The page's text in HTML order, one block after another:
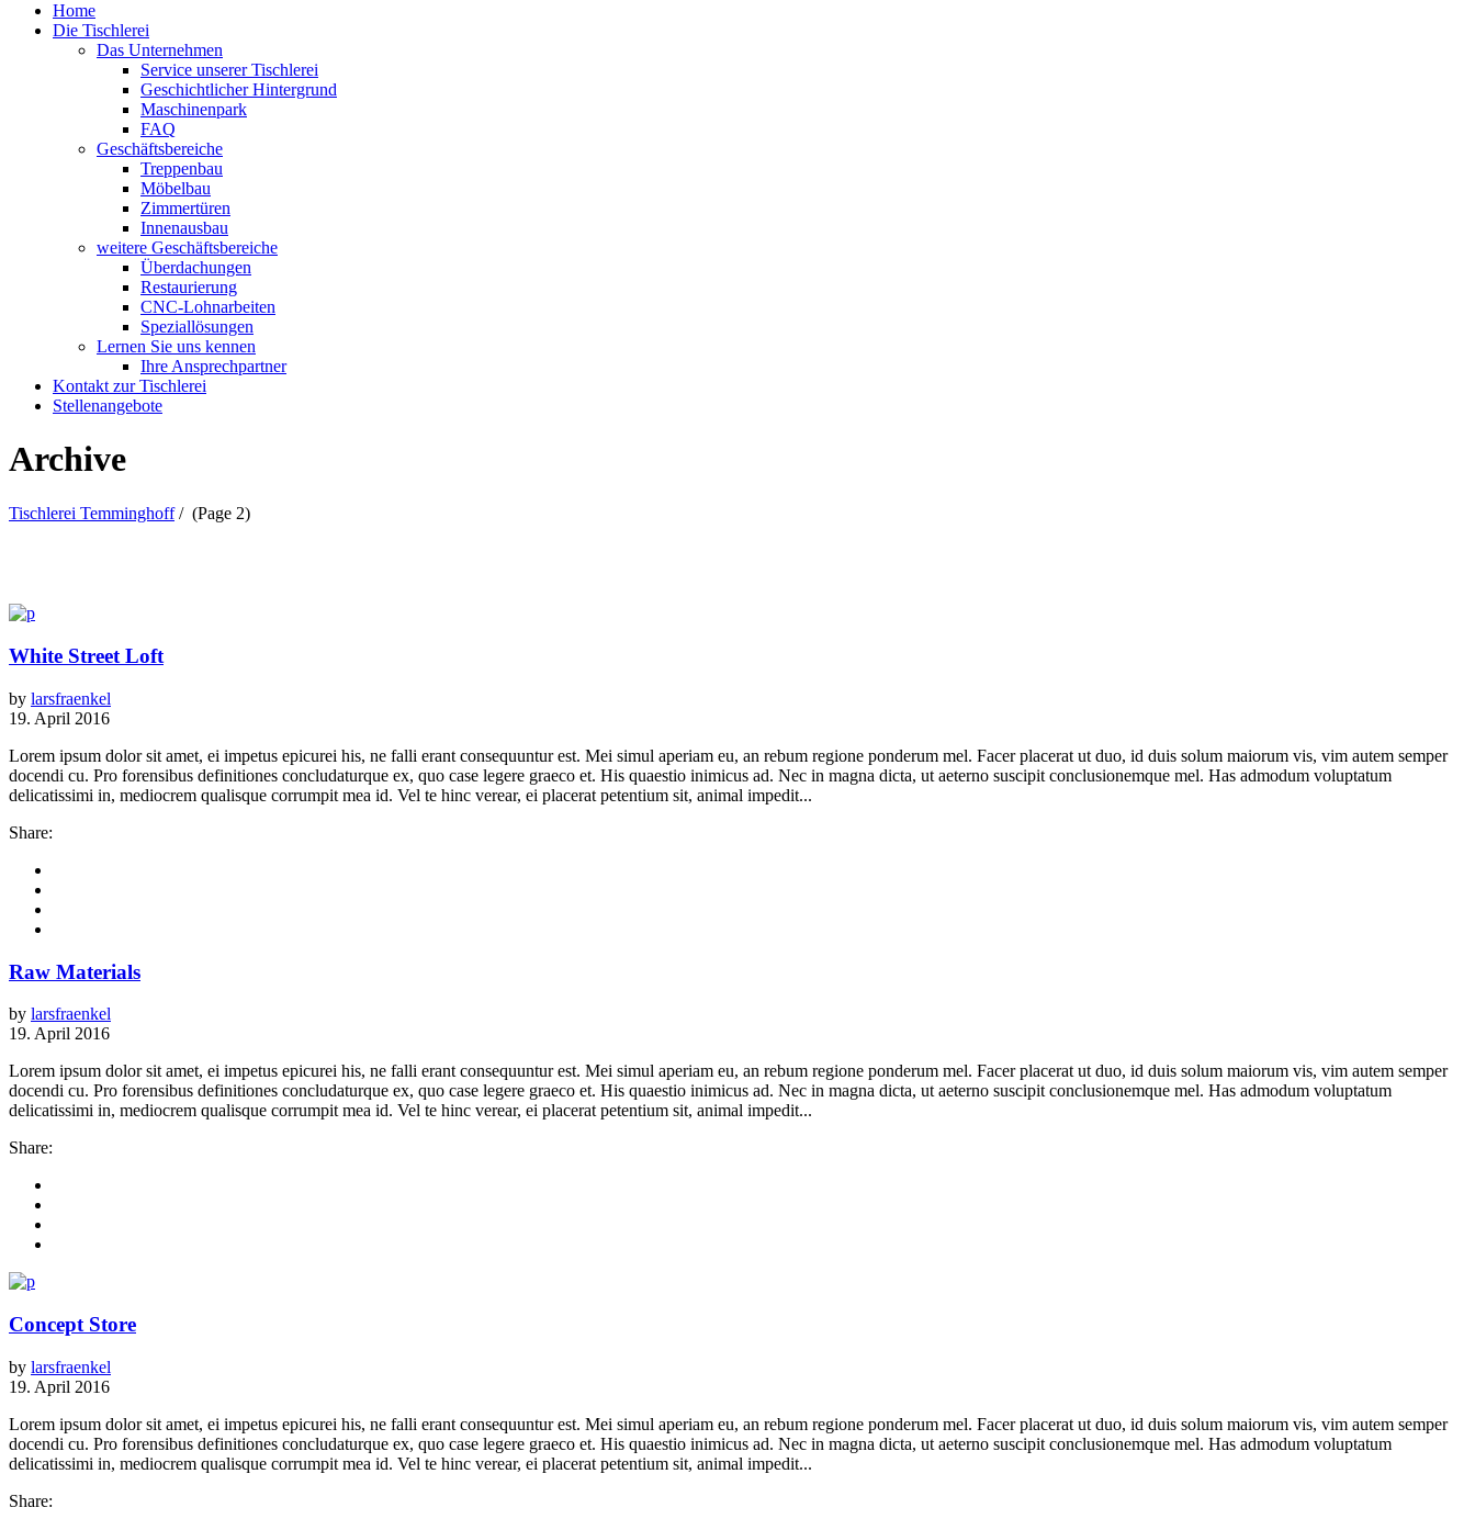
Home
Die Tischlerei
Das Unternehmen
Service unserer Tischlerei
Geschichtlicher Hintergrund
Maschinenpark
FAQ
Geschäftsbereiche
Treppenbau
Möbelbau
Zimmertüren
Innenausbau
weitere Geschäftsbereiche
Überdachungen
Restaurierung
CNC-Lohnarbeiten
Speziallösungen
Lernen Sie uns kennen
Ihre Ansprechpartner
Kontakt zur Tischlerei
Stellenangebote
Archive
Tischlerei Temminghoff/ (Page 2)
White Street Loft
by larsfraenkel
19. April 2016
Lorem ipsum dolor sit amet, ei impetus epicurei his, ne falli erant consequuntur est. Mei simul aperiam eu, an rebum regione ponderum mel. Facer placerat ut duo, id duis solum maiorum vis, vim autem semper
docendi cu. Pro forensibus definitiones concludaturque ex, quo case legere graeco et. His quaestio inimicus ad. Nec in magna dicta, ut aeterno suscipit conclusionemque mel. Has admodum voluptatum
delicatissimi in, mediocrem qualisque corrumpit mea id. Vel te hinc verear, ei placerat petentium sit, animal impedit...
Share:
Raw Materials
by larsfraenkel
19. April 2016
Lorem ipsum dolor sit amet, ei impetus epicurei his, ne falli erant consequuntur est. Mei simul aperiam eu, an rebum regione ponderum mel. Facer placerat ut duo, id duis solum maiorum vis, vim autem semper
docendi cu. Pro forensibus definitiones concludaturque ex, quo case legere graeco et. His quaestio inimicus ad. Nec in magna dicta, ut aeterno suscipit conclusionemque mel. Has admodum voluptatum
delicatissimi in, mediocrem qualisque corrumpit mea id. Vel te hinc verear, ei placerat petentium sit, animal impedit...
Share:
Concept Store
by larsfraenkel
19. April 2016
Lorem ipsum dolor sit amet, ei impetus epicurei his, ne falli erant consequuntur est. Mei simul aperiam eu, an rebum regione ponderum mel. Facer placerat ut duo, id duis solum maiorum vis, vim autem semper
docendi cu. Pro forensibus definitiones concludaturque ex, quo case legere graeco et. His quaestio inimicus ad. Nec in magna dicta, ut aeterno suscipit conclusionemque mel. Has admodum voluptatum
delicatissimi in, mediocrem qualisque corrumpit mea id. Vel te hinc verear, ei placerat petentium sit, animal impedit...
Share: